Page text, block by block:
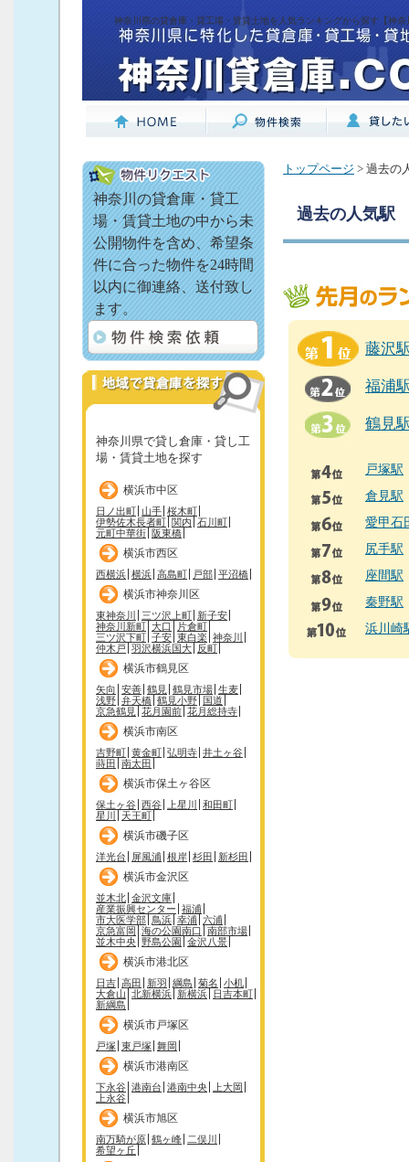
神奈川県の貸倉庫・貸工場・賃貸土地を人気ランキングから探す【神奈
神奈川の貸倉庫・貸工
場・賃貸土地の中から未
公開物件を含め、希望条
件に合った物件を24時間
以内に御連絡、送付致し
ます。
神奈川県で貸し倉庫・貸し工
場・賃貸土地を探す
横浜市中区
日ノ出町 山手 桜木町
伊勢佐木長者町 関内 石川町
元町中華街 阪東橋
横浜市西区
西横浜 横浜 高島町 戸部 平沼橋
横浜市神奈川区
東神奈川 三ツ沢上町 新子安
神奈川新町 大口
片倉町
三ツ沢下町 子安 東白楽 神奈川
仲木戸 羽沢横浜国大 反町
横浜市鶴見区
矢向 安善 鶴見 鶴見市場 生麦
浅野 弁天橋 鶴見小野
国道
京急鶴見
花月園前 花月総持寺
横浜市南区
吉野町 黄金町 弘明寺 井土ヶ谷
蒔田 南太田
横浜市保土ヶ谷区
保土ヶ谷 西谷 上星川
和田町
星川
天王町
横浜市磯子区
洋光台 屏風浦 根岸 杉田 新杉田
横浜市金沢区
並木北 金沢文庫
産業振興センター 福浦
市大医学部 鳥浜 幸浦 六浦
京急富岡 海の公園南口
南部市場
並木中央 野島公園 金沢八景
横浜市港北区
日吉 高田 新羽 綱島 菊名 小机
大倉山 北新横浜 新横浜 日吉本町
新綱島
横浜市戸塚区
戸塚 東戸塚 舞岡
横浜市港南区
下永谷 港南台 港南中央
上大岡
上永谷
横浜市旭区
南万騎が原 鶴ヶ峰 二俣川
希望ヶ丘
トップページ > 過去の
過去の人気駅
藤沢
福浦
鶴見
戸塚駅
倉見駅
愛甲石
尻手駅
座間駅
秦野駅
浜川崎